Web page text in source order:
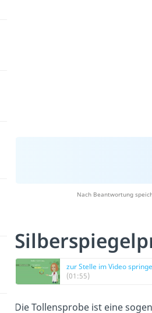
Nach Beantwortung
zur Stelle im Video
(01:55)
Die Tollensprobe ist eine